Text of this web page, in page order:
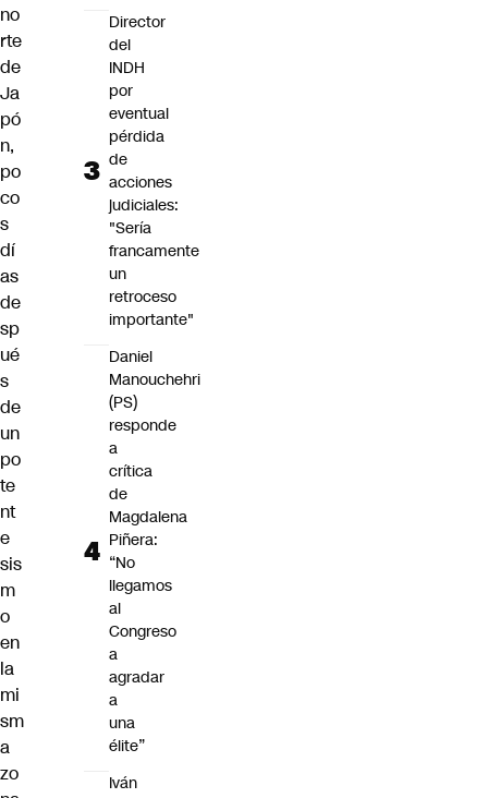
no
rte
de
Ja
pó
n,
po
co
s
dí
as
de
sp
ué
s
de
un
po
te
nt
e
sis
m
o
en
la
mi
sm
a
zo
Director
del
INDH
por
eventual
pérdida
de
acciones
judiciales:
"Sería
francamente
un
retroceso
importante"
Daniel
Manouchehri
(PS)
responde
a
crítica
de
Magdalena
Piñera:
“No
llegamos
al
Congreso
a
agradar
a
una
élite”
Iván